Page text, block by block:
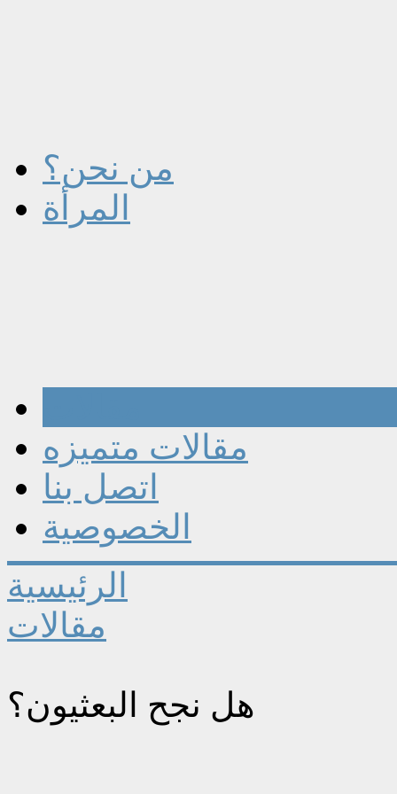
من نحن؟
المرأة
مقالات متميزه
اتصل بنا
الخصوصية
الرئيسية
مقالات
هل نجح البعثيون؟